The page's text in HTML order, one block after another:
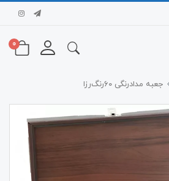
0
جعبه مدادرنگی ۶۰‌رنگ‌رزا